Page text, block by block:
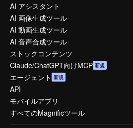
AI アシスタント
AI 画像生成ツール
AI 動画生成ツール
AI 音声合成ツール
ストックコンテンツ
Claude/ChatGPT向けMCP 新規
エージェント 新規
API
モバイルアプリ
すべてのMagnificツール